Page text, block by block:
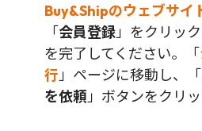
Buy&Shipのウェブサイ
「会員登録」をクリッ
を完了してください。「
行」ページに移動し、「
を依頼」ボタンをクリ